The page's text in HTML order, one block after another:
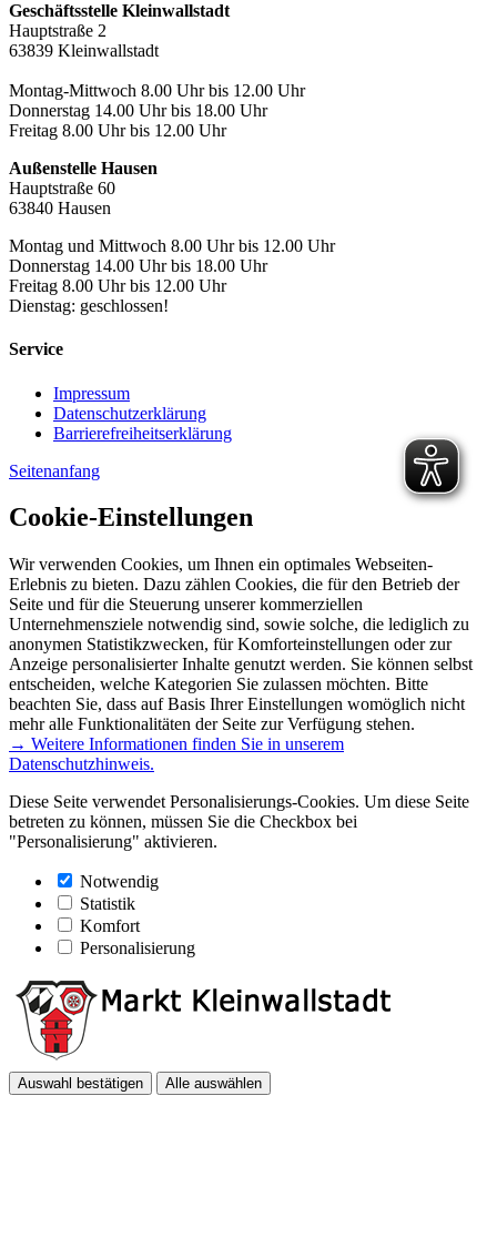
Geschäftsstelle Kleinwallstadt
Hauptstraße 2
63839 Kleinwallstadt
Montag-Mittwoch 8.00 Uhr bis 12.00 Uhr
Donnerstag 14.00 Uhr bis 18.00 Uhr
Freitag 8.00 Uhr bis 12.00 Uhr
Außenstelle Hausen
Hauptstraße 60
63840 Hausen
Montag und Mittwoch 8.00 Uhr bis 12.00 Uhr
Donnerstag 14.00 Uhr bis 18.00 Uhr
Freitag 8.00 Uhr bis 12.00 Uhr
Dienstag: geschlossen!
Service
Impressum
Datenschutzerklärung
Barrierefreiheitserklärung
Seitenanfang
Cookie-Einstellungen
Wir verwenden Cookies, um Ihnen ein optimales Webseiten-
Erlebnis zu bieten. Dazu zählen Cookies, die für den Betrieb der
Seite und für die Steuerung unserer kommerziellen
Unternehmensziele notwendig sind, sowie solche, die lediglich zu
anonymen Statistikzwecken, für Komforteinstellungen oder zur
Anzeige personalisierter Inhalte genutzt werden. Sie können selbst
entscheiden, welche Kategorien Sie zulassen möchten. Bitte
beachten Sie, dass auf Basis Ihrer Einstellungen womöglich nicht
mehr alle Funktionalitäten der Seite zur Verfügung stehen.
→ Weitere Informationen finden Sie in unserem
Datenschutzhinweis.
Diese Seite verwendet Personalisierungs-Cookies. Um diese Seite
betreten zu können, müssen Sie die Checkbox bei
"Personalisierung" aktivieren.
Notwendig
Statistik
Komfort
Personalisierung
Auswahl bestätigen Alle auswählen